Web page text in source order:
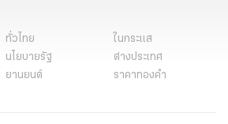
ายพรรคเล็ก พรรคประชาธิปไตยใหม่
มืองออนไลน์ ข่าวการเมืองวันนี้
ทั่วไทย
ในกระแส
นโยบายรัฐ
ต่างประเทศ
ยานยนต์
ราคาทองคำ